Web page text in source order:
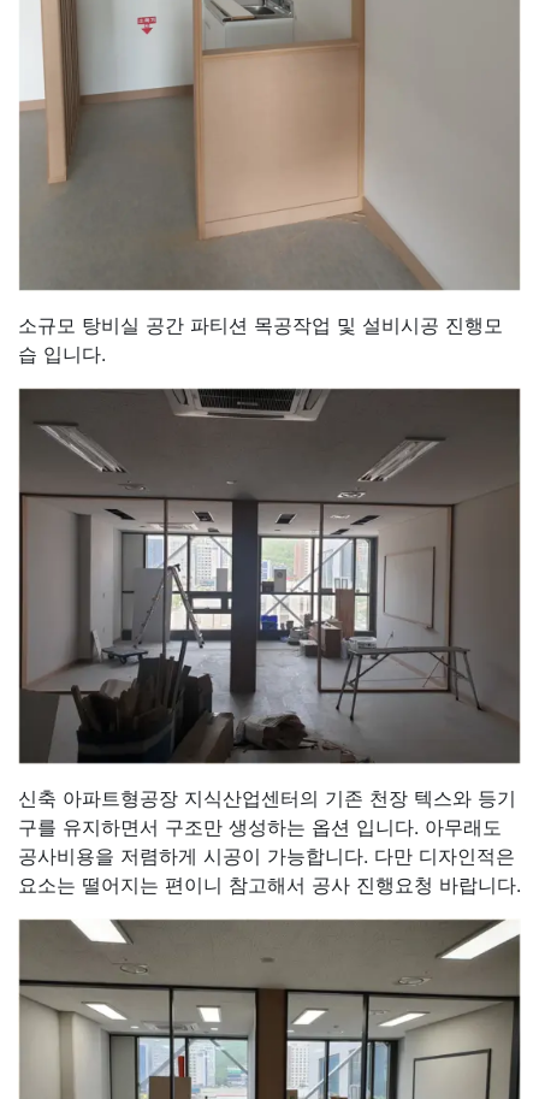
소규모 탕비실 공간 파티션 목공작업 및 설비시공 진행모
습 입니다.
신축 아파트형공장 지식산업센터의 기존 천장 텍스와 등기
구를 유지하면서 구조만 생성하는 옵션 입니다. 아무래도
공사비용을 저렴하게 시공이 가능합니다. 다만 디자인적은
요소는 떨어지는 편이니 참고해서 공사 진행요청 바랍니다.